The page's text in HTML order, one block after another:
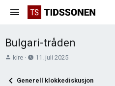
Bulgari-tråden
T
å
kire
O11. juli 2025
Generell klokkediskusjon